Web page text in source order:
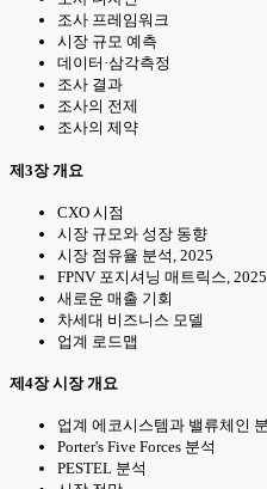
조사 프레임워크
시장 규모 예측
데이터·삼각측정
조사 결과
조사의 전제
조사의 제약
제3장 개요
CXO 시점
시장 규모와 성장 동향
시장 점유율 분석, 2025
FPNV 포지셔닝 매트릭스, 2025
새로운 매출 기회
차세대 비즈니스 모델
업계 로드맵
제4장 시장 개요
업계 에코시스템과 밸류체인
Porter's Five Forces 분석
PESTEL 분석